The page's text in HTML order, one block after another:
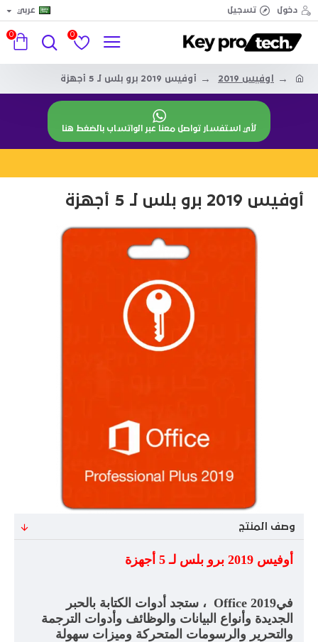
دخول تسجيل عربي
0
0
اوفيس 2019 أوفيس 2019 برو بلس لـ 5 أجهزة
لأي استفسار تواصل معنا عبر الواتساب بالضغط هنا
أوفيس 2019 برو بلس لـ 5 أجهزة
وصف المنتج
أوفيس 2019 برو بلس لـ 5 أجهزة
فيOffice 2019 ، ستجد أدوات الكتابة بالحبر
الجديدة وأنواع البيانات والوظائف وأدوات الترجمة
والتحرير والرسومات المتحركة وميزات سهولة